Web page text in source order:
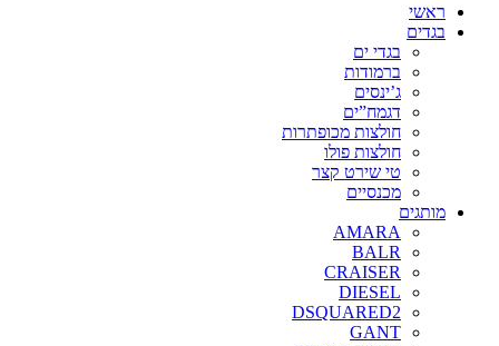
ראשי
בגדים
בגדי ים
ברמודות
ג’ינסים
דגמח”ים
חולצות מכופתרות
חולצות פולו
טי שירט קצר
מכנסיים
מותגים
AMARA
BALR
CRAISER
DIESEL
DSQUARED2
GANT